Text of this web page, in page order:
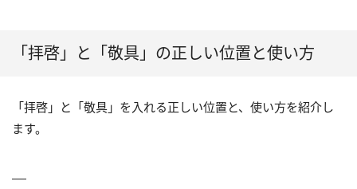
「拝啓」と「敬具」の正しい位置と使い方
「拝啓」と「敬具」を入れる正しい位置と、使い方を紹介し
ます。